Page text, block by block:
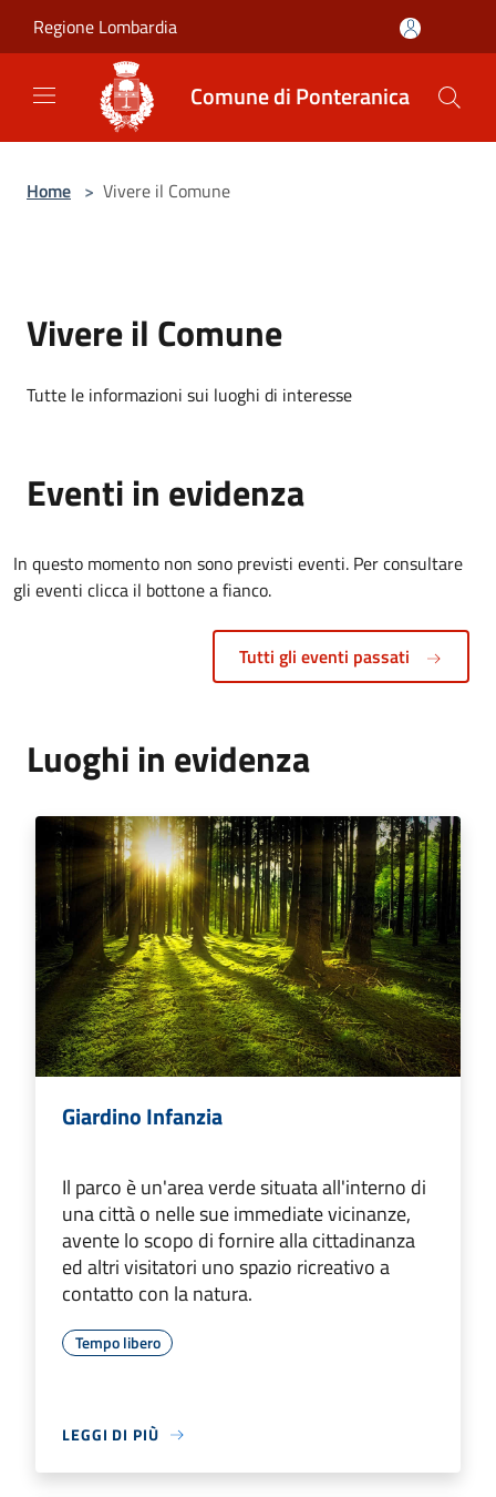
Regione Lombardia
Comune di Ponteranica
Home > Vivere il Comune
Vivere il Comune
Tutte le informazioni sui luoghi di interesse
Eventi in evidenza
In questo momento non sono previsti eventi. Per consultare
gli eventi clicca il bottone a fianco.
Tutti gli eventi passati
Luoghi in evidenza
Giardino Infanzia
Il parco è un'area verde situata all'interno di
una città o nelle sue immediate vicinanze,
avente lo scopo di fornire alla cittadinanza
ed altri visitatori uno spazio ricreativo a
contatto con la natura.
Tempo libero
LEGGI DI PIÙ